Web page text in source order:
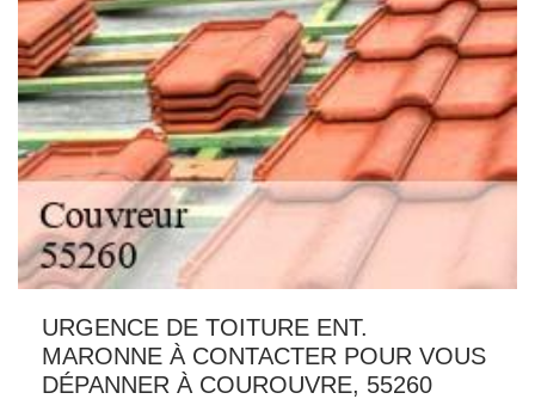
URGENCE DE TOITURE ENT.
MARONNE À CONTACTER POUR VOUS
DÉPANNER À COUROUVRE, 55260